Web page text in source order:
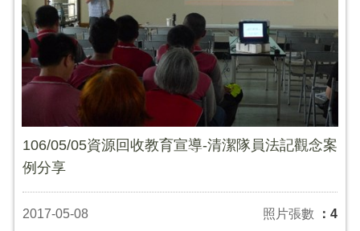
106/05/05資源回收教育宣導-清潔隊員法記觀念案
例分享
2017-05-08 照片張數 ：4